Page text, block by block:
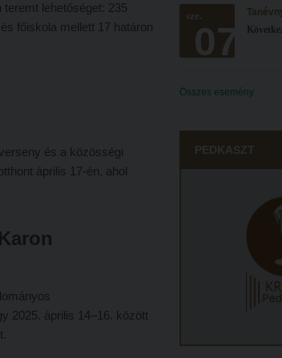
lehetőséget: 235
főiskola mellett 17 határon
és a közösségi
április 17-én, ahol
2025. április 14–16. között
sze.
07
Összes esemény
PEDKASZT